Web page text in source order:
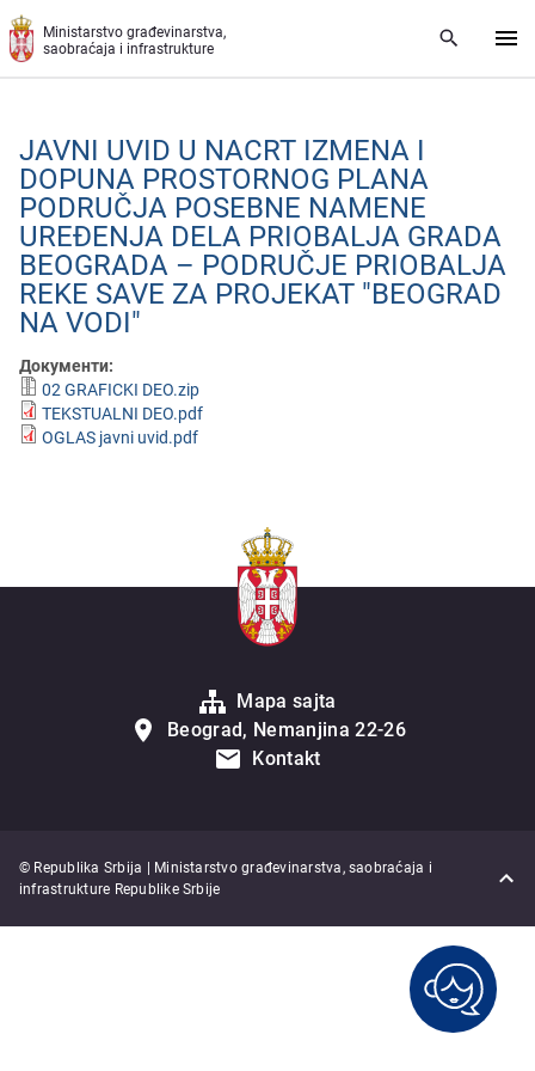
Preskoči na glavni deo sadržaja
Ministarstvo građevinarstva,
saobraćaja i infrastrukture
JAVNI UVID U NACRT IZMЕNA I
DOPUNA PROSTORNOG PLANA
PODRUČJA POSЕBNЕ NAMЕNЕ
URЕĐЕNJA DЕLA PRIOBALJA GRADA
BЕOGRADA – PODRUČJЕ PRIOBALJA
RЕKЕ SAVЕ ZA PROJЕKAT "BЕOGRAD
NA VODI"
Документи:
02 GRAFICKI DEO.zip
TEKSTUALNI DEO.pdf
OGLAS javni uvid.pdf
Mapa sajta
Beograd, Nemanjina 22-26
Kontakt
© Republika Srbija | Ministarstvo građevinarstva, saobraćaja i
infrastrukture Republike Srbije